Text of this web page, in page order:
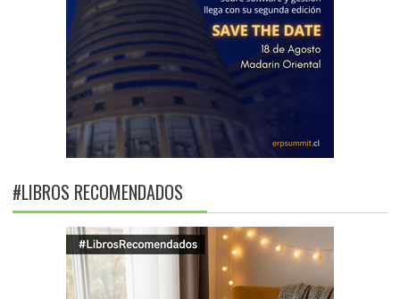
#LIBROS RECOMENDADOS